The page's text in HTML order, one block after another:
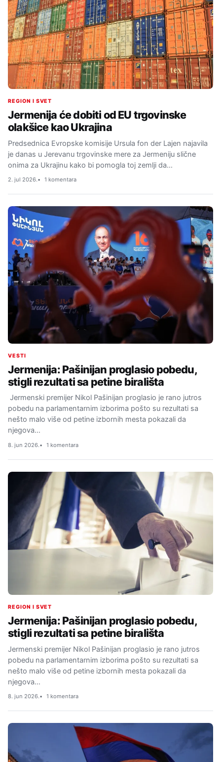
REGION I SVET
Jermenija će dobiti od EU trgovinske
olakšice kao Ukrajina
Predsednica Evropske komisije Ursula fon der Lajen najavila
je danas u Jerevanu trgovinske mere za Jermeniju slične
onima za Ukrajinu kako bi pomogla toj zemlji da…
2. jul 2026. 1 komentara
VESTI
Jermenija: Pašinijan proglasio pobedu,
stigli rezultati sa petine birališta
Jermenski premijer Nikol Pašinijan proglasio je rano jutros
pobedu na parlamentarnim izborima pošto su rezultati sa
nešto malo više od petine izbornih mesta pokazali da
njegova…
8. jun 2026. 1 komentara
REGION I SVET
Jermenija: Pašinijan proglasio pobedu,
stigli rezultati sa petine birališta
Jermenski premijer Nikol Pašinijan proglasio je rano jutros
pobedu na parlamentarnim izborima pošto su rezultati sa
nešto malo više od petine izbornih mesta pokazali da
njegova…
8. jun 2026. 1 komentara